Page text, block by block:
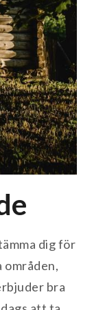
dig för
områden,
bra